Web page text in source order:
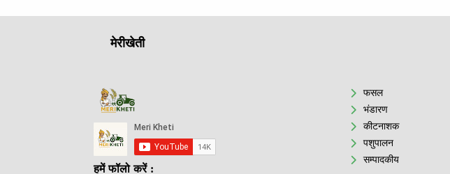
मेरीखेती
हमें फॉलो करें :
फसल
भंडारण
कीटनाशक
पशुपालन
सम्पादकीय